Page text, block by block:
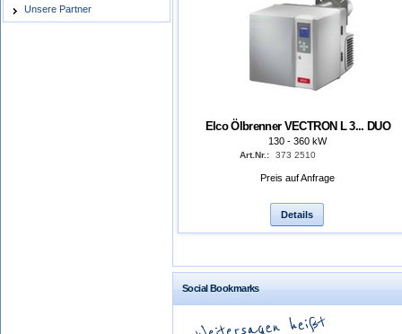
Unsere Partner
Elco Ölbrenner VECTRON L 3... DUO
130 - 360 kW
Art.Nr.: 373 2510
Preis auf Anfrage
Details
Social Bookmarks